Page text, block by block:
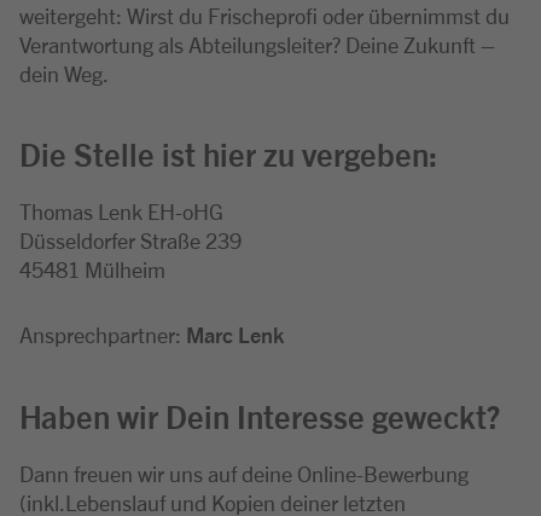
weitergeht: Wirst du Frischeprofi oder übernimmst du
Verantwortung als Abteilungsleiter? Deine Zukunft –
dein Weg.
Die Stelle ist hier zu vergeben:
Thomas Lenk EH-oHG
Düsseldorfer Straße 239
45481 Mülheim
Ansprechpartner: Marc Lenk
Haben wir Dein Interesse geweckt?
Dann freuen wir uns auf deine Online-Bewerbung
(inkl.Lebenslauf und Kopien deiner letzten